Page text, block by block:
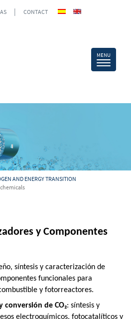
| CONTACT
AND ENERGY TRANSITION
y Componentes
síntesis y caracterización de
funcionales para
y fotorreactores.
conversión de CO₂: síntesis y
electroquímicos, fotocatalíticos y